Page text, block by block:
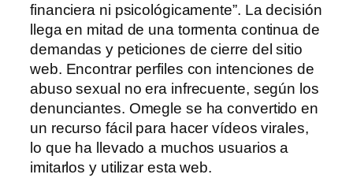
financiera ni psicológicamente”. La decisión
llega en mitad de una tormenta continua de
demandas y peticiones de cierre del sitio
web. Encontrar perfiles con intenciones de
abuso sexual no era infrecuente, según los
denunciantes. Omegle se ha convertido en
un recurso fácil para hacer vídeos virales,
lo que ha llevado a muchos usuarios a
imitarlos y utilizar esta web.